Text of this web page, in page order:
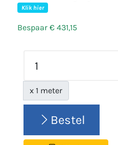
Klik hier
Bespaar € 431,15
x 1 meter
Bestel